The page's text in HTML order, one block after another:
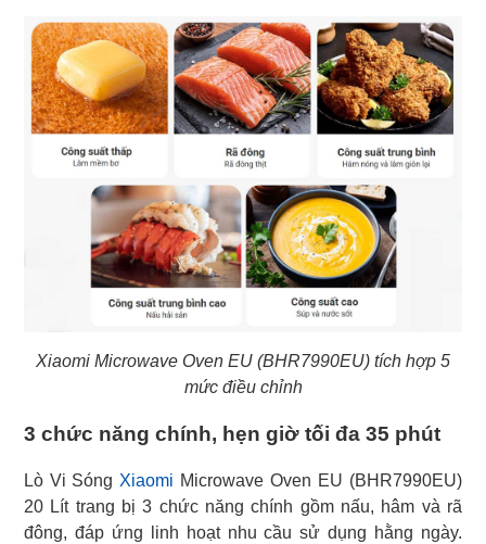
Xiaomi Microwave Oven EU (BHR7990EU) tích hợp 5
mức điều chỉnh
3 chức năng chính, hẹn giờ tối đa 35 phút
Lò Vi Sóng Xiaomi Microwave Oven EU (BHR7990EU)
20 Lít trang bị 3 chức năng chính gồm nấu, hâm và rã
đông, đáp ứng linh hoạt nhu cầu sử dụng hằng ngày.